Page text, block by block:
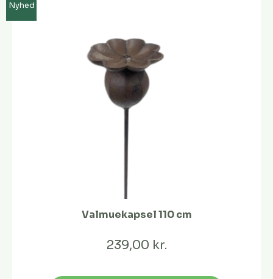
Nyhed
Valmuekapsel 110 cm
239,00 kr.